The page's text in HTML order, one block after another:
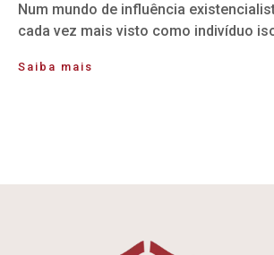
Num mundo de influência
cada vez mais visto como indivíduo
Saiba mais